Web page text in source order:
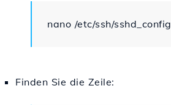
nano /etc/ssh/sshd_config
Finden Sie die Zeile: